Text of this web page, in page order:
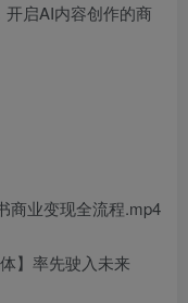
启AI内容创作的商
商业变现全流程.mp4
】率先驶入未来